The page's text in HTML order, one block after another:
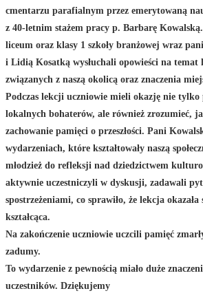
cmentarzu parafialnym przez emerytowaną
z 40-letnim stażem pracy p. Barbarę
liceum oraz klasy 1 szkoły branżowej wraz
i Lidią Kosatką wysłuchali opowieści na temat
związanych z naszą okolicą oraz znaczenia
Podczas lekcji uczniowie mieli okazję nie tylko
lokalnych bohaterów, ale również zrozumieć,
zachowanie pamięci o przeszłości. Pani
wydarzeniach, które kształtowały naszą
młodzież do refleksji nad dziedzictwem
aktywnie uczestniczyli w dyskusji, zadawali
spostrzeżeniami, co sprawiło, że lekcja
kształcąca.
Na zakończenie uczniowie uczcili pamięć
zadumy.
To wydarzenie z pewnością miało duże
uczestników. Dziękujemy